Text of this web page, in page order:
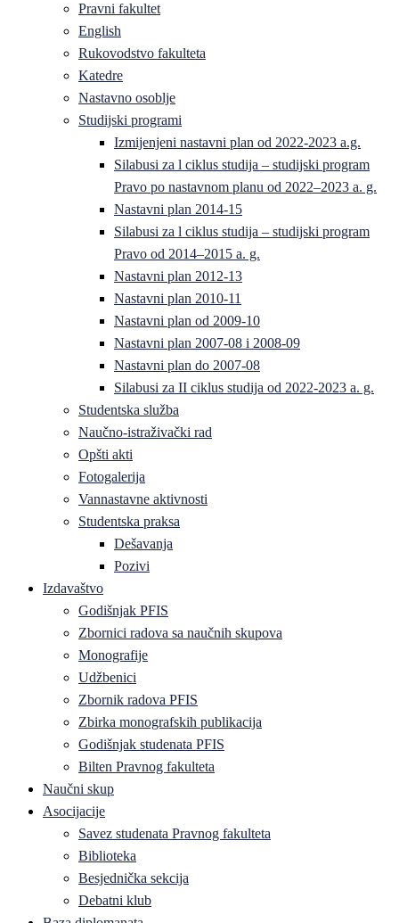
Pravni fakultet
English
Rukovodstvo fakulteta
Katedre
Nastavno osoblje
Studijski programi
Izmijenjeni nastavni plan od 2022-2023 a.g.
Silabusi za l ciklus studija – studijski program
Pravo po nastavnom planu od 2022–2023 a. g.
Nastavni plan 2014-15
Silabusi za l ciklus studija – studijski program
Pravo od 2014–2015 a. g.
Nastavni plan 2012-13
Nastavni plan 2010-11
Nastavni plan od 2009-10
Nastavni plan 2007-08 i 2008-09
Nastavni plan do 2007-08
Silabusi za II ciklus studija od 2022-2023 a. g.
Studentska služba
Naučno-istraživački rad
Opšti akti
Fotogalerija
Vannastavne aktivnosti
Studentska praksa
Dešavanja
Pozivi
Izdavaštvo
Godišnjak PFIS
Zbornici radova sa naučnih skupova
Monografije
Udžbenici
Zbornik radova PFIS
Zbirka monografskih publikacija
Godišnjak studenata PFIS
Bilten Pravnog fakulteta
Naučni skup
Asocijacije
Savez studenata Pravnog fakulteta
Biblioteka
Besjednička sekcija
Debatni klub